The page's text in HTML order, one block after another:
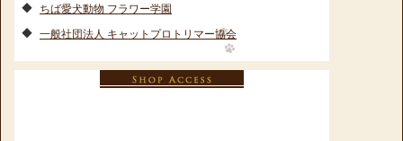
ちば愛犬動物 フラワー学園
一般社団法人 キャットプロトリマー協会